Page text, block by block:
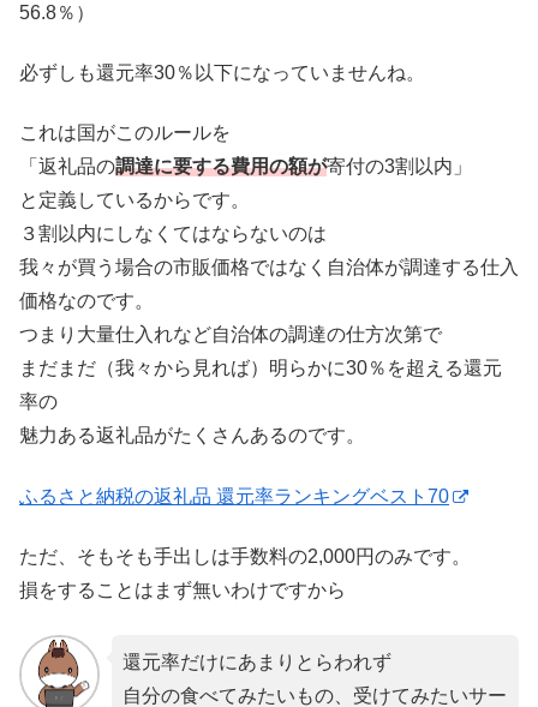
56.8％）
必ずしも還元率30％以下になっていませんね。
これは国がこのルールを
「返礼品の調達に要する費用の額が寄付の3割以内」
と定義しているからです。
３割以内にしなくてはならないのは
我々が買う場合の市販価格ではなく自治体が調達する仕入
価格なのです。
つまり大量仕入れなど自治体の調達の仕方次第で
まだまだ（我々から見れば）明らかに30％を超える還元
率の
魅力ある返礼品がたくさんあるのです。
ふるさと納税の返礼品 還元率ランキングベスト70
ただ、そもそも手出しは手数料の2,000円のみです。
損をすることはまず無いわけですから
還元率だけにあまりとらわれず
自分の食べてみたいもの、受けてみたいサー